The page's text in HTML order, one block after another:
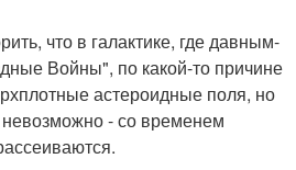
что в галактике, где давным-
Войны", по какой-то причине
астероидные поля, но
- со временем